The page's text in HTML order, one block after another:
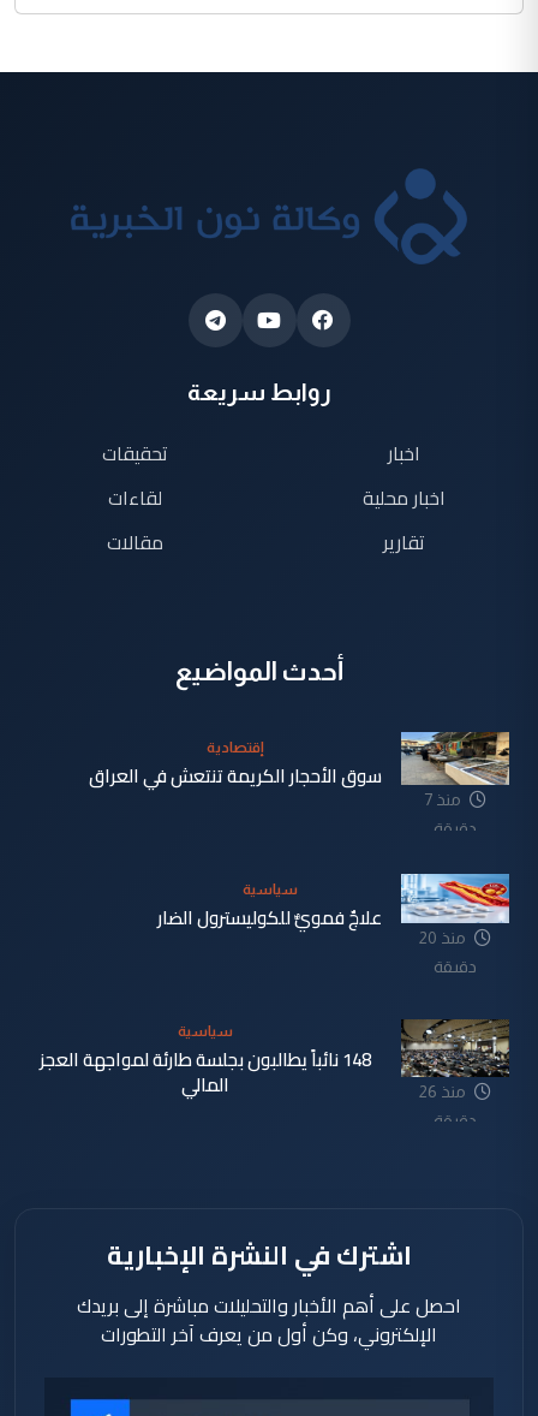
روابط سريعة
اخبار
اخبار محلية
تقارير
تحقيقات
لقاءات
مقالات
أحدث المواضيع
منذ 7
دقيقة
إقتصادية
سوق الأحجار الكريمة تنتعش في العراق
منذ 20
دقيقة
سياسية
علاجٌ فمويٌّ للكوليسترول الضار
منذ 26
دقيقة
سياسية
148 نائباً يطالبون بجلسة طارئة لمواجهة العجز
المالي
اشترك في النشرة الإخبارية
احصل على أهم الأخبار والتحليلات مباشرة إلى بريدك
الإلكتروني، وكن أول من يعرف آخر التطورات